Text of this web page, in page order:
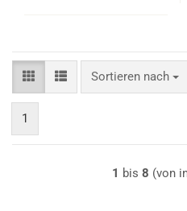
Sortieren nach
Sortieren nach
1
1 bis 8 (von